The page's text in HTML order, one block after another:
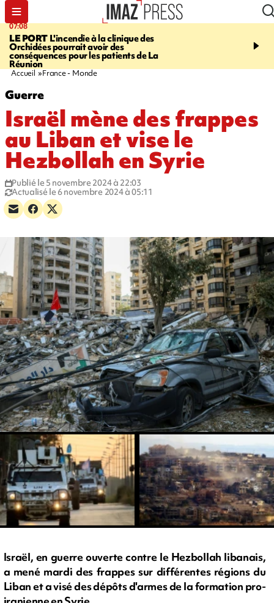
07:08
LE PORT L'incendie à la clinique des
Orchidées pourrait avoir des
conséquences pour les patients de La
Réunion
09:56
Accueil France - Monde
Guerre
Israël mène des frappes
au Liban et vise le
Hezbollah en Syrie
Publié le 5 novembre 2024 à 22:03
Actualisé le 6 novembre 2024 à 05:11
Israël, en guerre ouverte contre le Hezbollah libanais,
a mené mardi des frappes sur différentes régions du
Liban et a visé des dépôts d'armes de la formation pro-